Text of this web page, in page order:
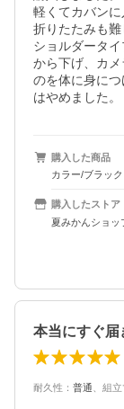
軽くてカバンに
折りたたみも難
ショルダータ
から下げ、カ
のを体に身に
はやめました。
購入した商品
カラー/ブラック
購入したストア
夏みかんショッ
本当にすぐ届
耐久性 ： 普通 組立